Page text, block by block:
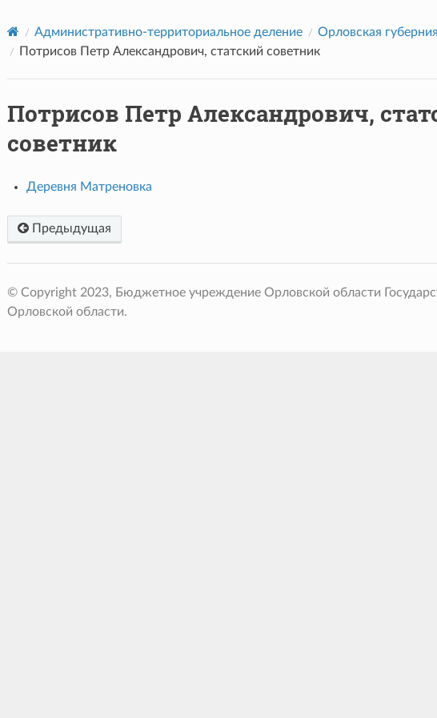
Административно-территориальное деление Орловская губерния
Потрисов Петр Александрович, статский советник
Потрисов Петр Александрович,
советник
Деревня Матреновка
Предыдущая
© Copyright 2023, Бюджетное учреждение Орловской области
Орловской области.